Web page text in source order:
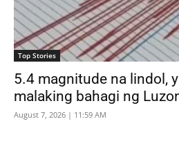
Top Stories
5.4 magnitude na lindol,
malaking bahagi ng
August 7, 2026 | 11:59 AM